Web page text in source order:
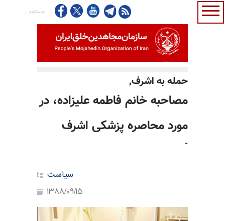
حمله به اشرف,
مصاحبه خانم فاطمه علیزاده، در
مورد محاصره پزشکی اشرف
-
سیاست
1388/09/15